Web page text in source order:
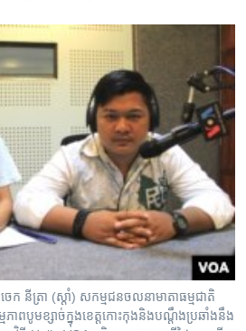
ក នីត្រា (ស្តាំ) សកម្មជន​ចលនា​មាតា​ធម្មជាតិ
ភាព​បូម​ខ្សាច់​ក្នុង​ខេត្ត​កោះកុង​និង​បណ្តឹង​ប្រឆាំង​នឹង​